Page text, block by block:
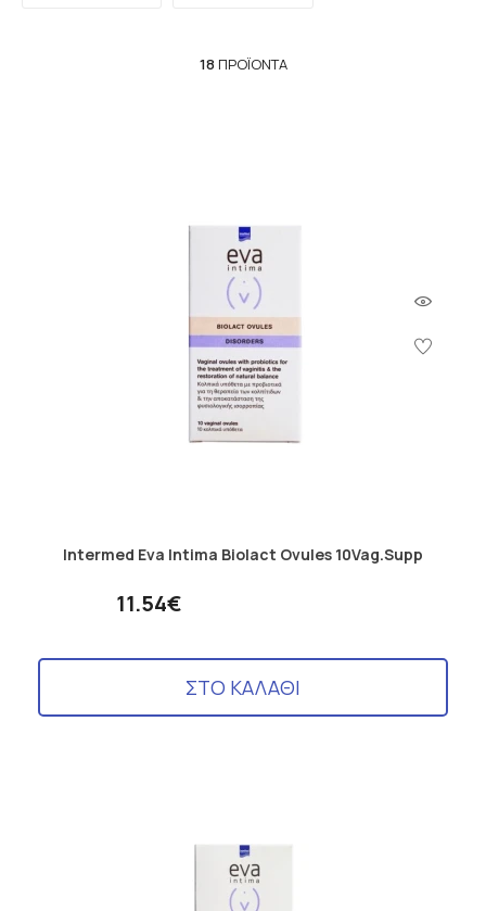
18 ΠΡΟΪΌΝΤΑ
Intermed Eva Intima Biolact Ovules 10Vag.Supp
11.54€
ΣΤΟ ΚΑΛΑΘΙ